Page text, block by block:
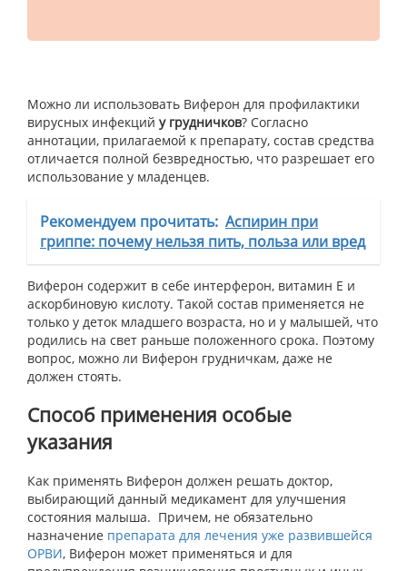
Можно ли использовать Виферон для профилактики
вирусных инфекций у грудничков? Согласно
аннотации, прилагаемой к препарату, состав средства
отличается полной безвредностью, что разрешает его
использование у младенцев.
Рекомендуем прочитать: Аспирин при
гриппе: почему нельзя пить, польза или вред
Виферон содержит в себе интерферон, витамин Е и
аскорбиновую кислоту. Такой состав применяется не
только у деток младшего возраста, но и у малышей, что
родились на свет раньше положенного срока. Поэтому
вопрос, можно ли Виферон грудничкам, даже не
должен стоять.
Способ применения особые
указания
Как применять Виферон должен решать доктор,
выбирающий данный медикамент для улучшения
состояния малыша. Причем, не обязательно
назначение препарата для лечения уже развившейся
ОРВИ, Виферон может применяться и для